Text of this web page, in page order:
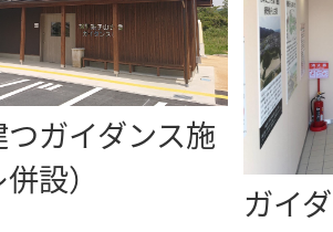
ガイダンス施
設）
ガイ